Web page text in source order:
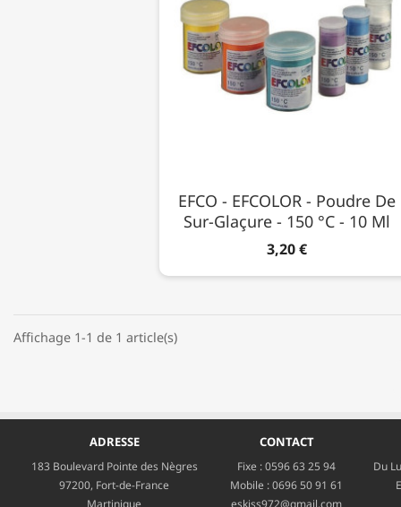
EFCO - EFCOLOR - Poudre De
Sur-Glaçure - 150 °C - 10 Ml
3,20 €
Affichage 1-1 de 1 article(s)
ADRESSE
183 Boulevard Pointe des Nègres
97200, Fort-de-France
Martinique
CONTACT
Fixe :0596 63 25 94
Mobile :0696 50 91 61
eskiss972@gmail.com
Du